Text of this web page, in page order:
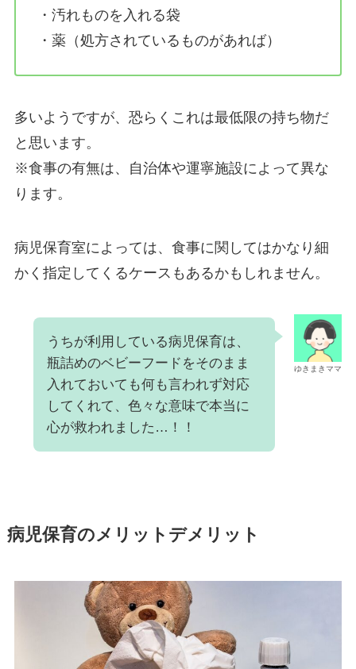
・汚れものを入れる袋
・薬（処方されているものがあれば）
多いようですが、恐らくこれは最低限の持ち物だ
と思います。
※食事の有無は、自治体や運寧施設によって異な
ります。
病児保育室によっては、食事に関してはかなり細
かく指定してくるケースもあるかもしれません。
ゆきまきママ
うちが利用している病児保育は、
瓶詰めのベビーフードをそのまま
入れておいても何も言われず対応
してくれて、色々な意味で本当に
心が救われました…！！
病児保育のメリットデメリット